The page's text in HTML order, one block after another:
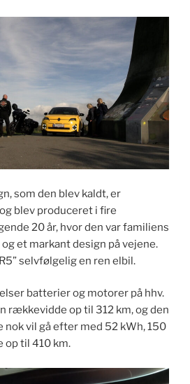
som den blev kaldt, er
blev produceret i fire
20 år, hvor den var familiens
et markant design på vejene.
selvfølgelig en ren elbil.
batterier og motorer på hhv.
rækkevidde op til 312 km, og den
nok vil gå efter med 52 kWh, 150
op til 410 km.